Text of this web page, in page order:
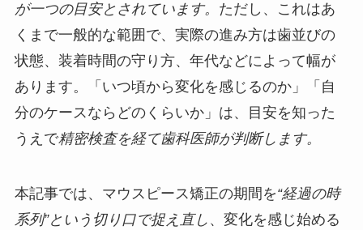
が一つの目安とされています。 ただし、これはあ
くまで一般的な範囲で、実際の進み方は歯並びの
状態、装着時間の守り方、年代などによって幅が
あります。「いつ頃から変化を感じるのか」「自
分のケースならどのくらいか」は、目安を知った
うえで精密検査を経て歯科医師が判断します。
本記事では、マウスピース矯正の期間を“経過の時
系列”という切り口で捉え直し 、変化を感じ始める